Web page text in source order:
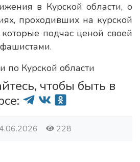
в Курской области, о
проходивших на курской
подчас ценой своей
Курской области
чтобы быть в
228